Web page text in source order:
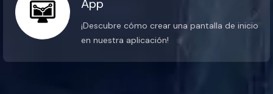
App
¡Descubre cómo crear una pantalla de inicio
en nuestra aplicación!